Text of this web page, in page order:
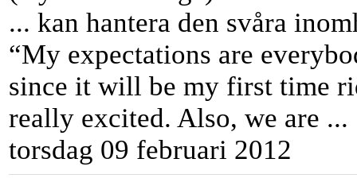
... kan hantera den svåra
“My expectations are
since it will be my first time
really excited. Also, we are ...
torsdag 09 februari 2012